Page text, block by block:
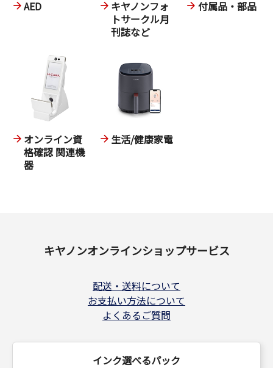
AED
キヤノンフォ
トサークル月
刊誌など
付属品・部品
オンライン資
格確認 関連機
器
生活/健康家電
キヤノンオンラインショップサービス
配送・送料について
お支払い方法について
よくあるご質問
インク選べるパック